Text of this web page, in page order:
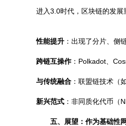
进入3.0时代，区块链的发展
性能提升 ：出现了分片、侧
跨链互操作：Polkadot、
与传统融合 ：联盟链技术（
新兴范式 ：非同质化代币（
五、展望：作为基础性